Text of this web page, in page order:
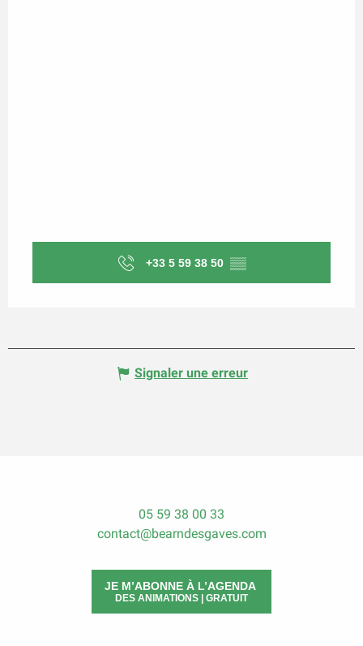
+33 5 59 38 50 ▒▒
Signaler une erreur
05 59 38 00 33
contact@bearndesgaves.com
JE M’ABONNE À L’AGENDA
DES ANIMATIONS | GRATUIT